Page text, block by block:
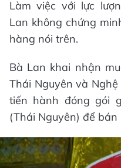
Làm việc với lực
Lan không chứng
hàng nói trên.
Bà Lan khai nhận
Thái Nguyên và
tiến hành đóng gói
(Thái Nguyên) để